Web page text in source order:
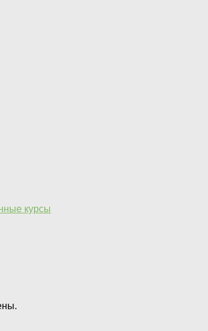
курсы